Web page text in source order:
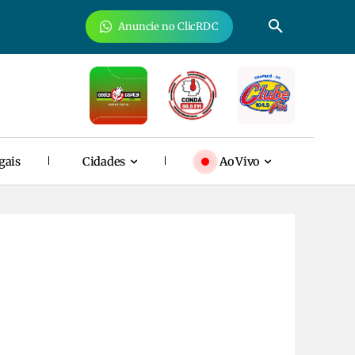
Anuncie no ClicRDC
Cidades Ao Vivo